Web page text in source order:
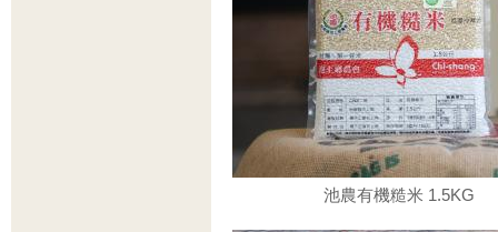
池農有機糙米 1.5KG